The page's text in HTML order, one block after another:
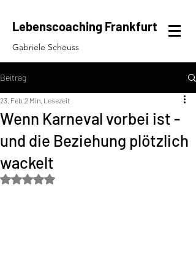
Lebenscoaching Frankfurt
Gabriele Scheuss
Beitrag
Wenn Karneval vorbei ist -
und die Beziehung plötzlich
wackelt
23. Feb. 2 Min. Lesezeit
Mit NaN von 5 Sternen bewertet.